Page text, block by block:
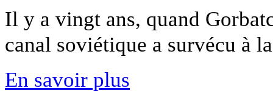
Il y a vingt ans, quand
canal soviétique a survécu à
En savoir plus